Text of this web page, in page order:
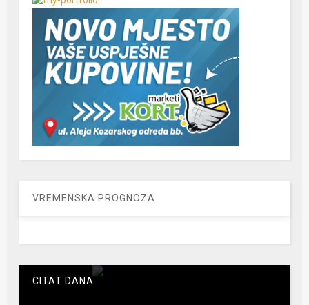
VREMENSKA PROGNOZA
CITAT DANA